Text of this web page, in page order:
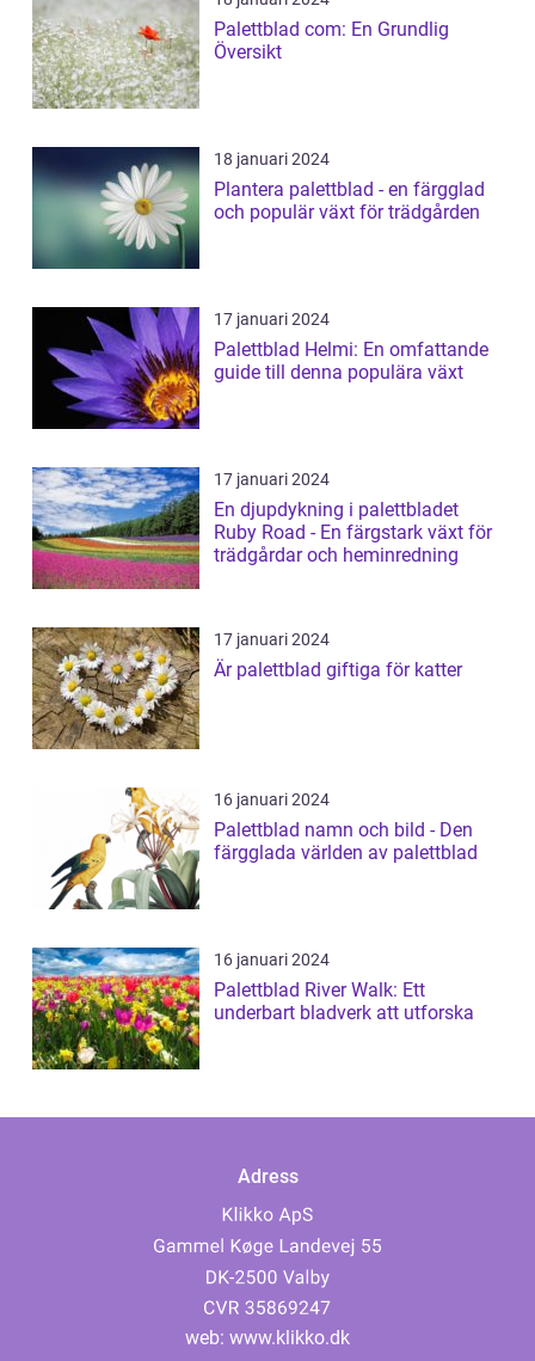
Palettblad com: En Grundlig
Översikt
18 januari 2024
Plantera palettblad - en färgglad
och populär växt för trädgården
17 januari 2024
Palettblad Helmi: En omfattande
guide till denna populära växt
17 januari 2024
En djupdykning i palettbladet
Ruby Road - En färgstark växt för
trädgårdar och heminredning
17 januari 2024
Är palettblad giftiga för katter
16 januari 2024
Palettblad namn och bild - Den
färgglada världen av palettblad
16 januari 2024
Palettblad River Walk: Ett
underbart bladverk att utforska
Adress
web: www.klikko.dk